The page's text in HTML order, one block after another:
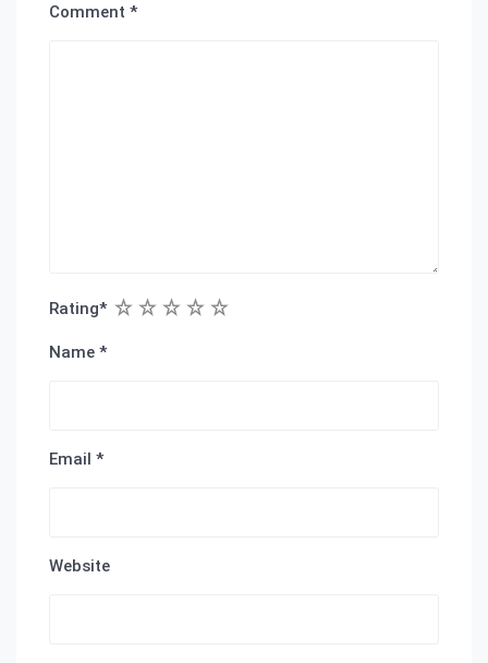
Comment *
Rating* 5
4
3
2
1
Name *
Email *
Website